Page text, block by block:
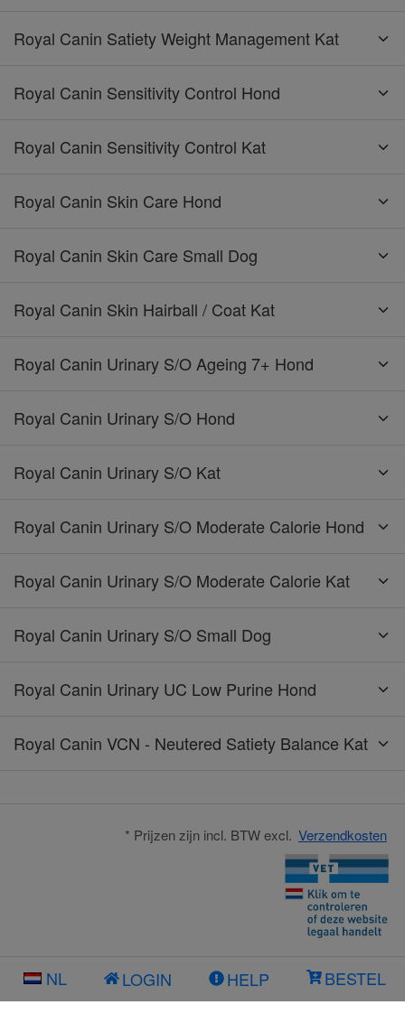
Royal Canin Satiety Weight Management Kat
Royal Canin Sensitivity Control Hond
Royal Canin Sensitivity Control Kat
Royal Canin Skin Care Hond
Royal Canin Skin Care Small Dog
Royal Canin Skin Hairball / Coat Kat
Royal Canin Urinary S/O Ageing 7+ Hond
Royal Canin Urinary S/O Hond
Royal Canin Urinary S/O Kat
Royal Canin Urinary S/O Moderate Calorie Hond
Royal Canin Urinary S/O Moderate Calorie Kat
Royal Canin Urinary S/O Small Dog
Royal Canin Urinary UC Low Purine Hond
Royal Canin VCN - Neutered Satiety Balance Kat
* Prijzen zijn incl. BTW excl. Verzendkosten
NL LOGIN HELP BESTEL